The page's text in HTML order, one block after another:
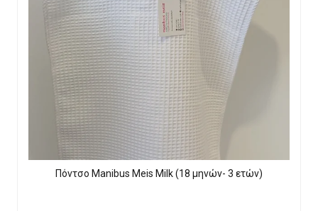
Πόντσο Manibus Meis Milk (18 μηνών- 3 ετών)